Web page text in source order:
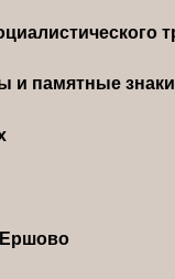
и памятные
Ершово